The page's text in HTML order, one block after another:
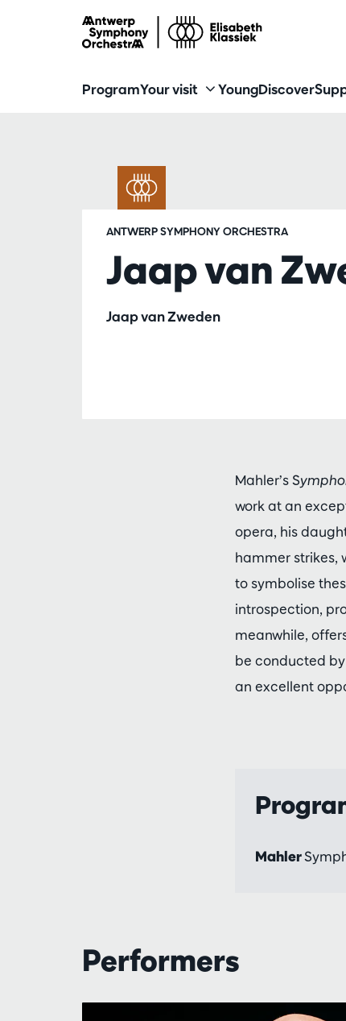
ProgramYour visit YoungDiscover
Jaap van
Jaap van Zweden
ANTWERP SYMPHONY ORCHESTRA
Mahler’s S
work at an
opera, his
hammer strikes,
to symbolise
introspection,
meanwhile,
be conducted
an excellent
Mahler
Performers